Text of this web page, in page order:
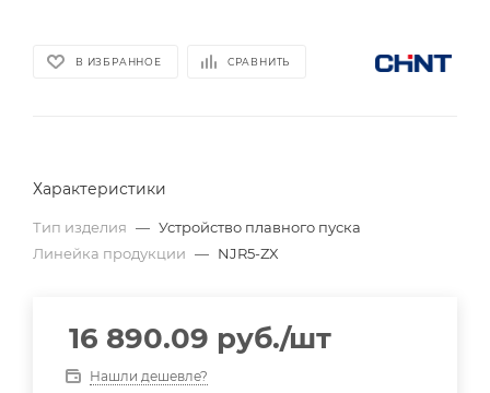
В ИЗБРАННОЕ СРАВНИТЬ
Характеристики
Тип изделия — Устройство плавного пуска
Линейка продукции — NJR5-ZX
16 890.09 руб./шт
Нашли дешевле?